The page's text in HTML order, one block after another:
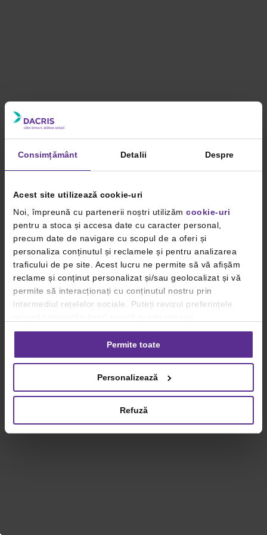
Consimțământ Detalii Despre
Acest site utilizează cookie-uri
Noi, împreună cu partenerii noștri utilizăm cookie-uri
pentru a stoca și accesa date cu caracter personal,
precum date de navigare cu scopul de a oferi și
personaliza conținutul și reclamele și pentru analizarea
traficului de pe site. Acest lucru ne permite să vă afișăm
reclame și conținut personalizat și/sau geolocalizat și vă
permite să interacționați cu conținutul nostru prin
intermediul rețelelor sociale. Puteți revizui preferințele
consimțământul oricând, făcând click pe linkul către
setările dvs. de cookie-uri.
privind utilizarea modulelor cookie.Detalii
Permite toate
Personalizează
Refuză